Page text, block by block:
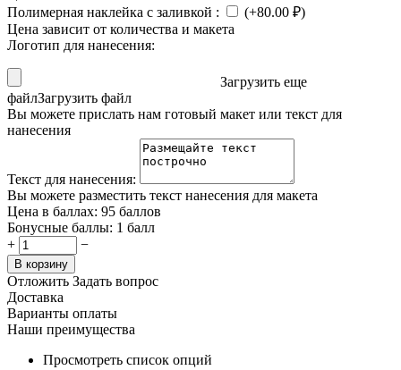
Полимерная наклейка с заливкой : (+80.00 ₽)
Цена зависит от количества и макета
Логотип для нанесения:
Загрузить еще
файлЗагрузить файл
Вы можете прислать нам готовый макет или текст для
нанесения
Текст для нанесения:
Вы можете разместить текст нанесения для макета
Цена в баллах: 95 баллов
Бонусные баллы: 1 балл
+
−
В корзину
Отложить Задать вопрос
Доставка
Варианты оплаты
Наши преимущества
Просмотреть список опций